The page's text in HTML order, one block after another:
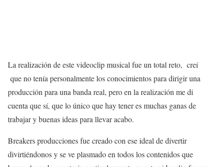
La realización de este videoclip musical fue un total reto, creí
que no tenía personalmente los conocimientos para dirigir una
producción para una banda real, pero en la realización me di
cuenta que sí, que lo único que hay tener es muchas ganas de
trabajar y buenas ideas para llevar acabo.
Breakers producciones fue creado con ese ideal de divertir
divirtiéndonos y se ve plasmado en todos los contenidos que